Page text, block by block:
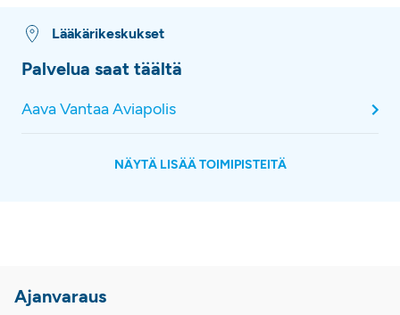
Lääkärikeskukset
Palvelua saat täältä
Aava Vantaa Aviapolis
NÄYTÄ LISÄÄ TOIMIPISTEITÄ
Ajanvaraus